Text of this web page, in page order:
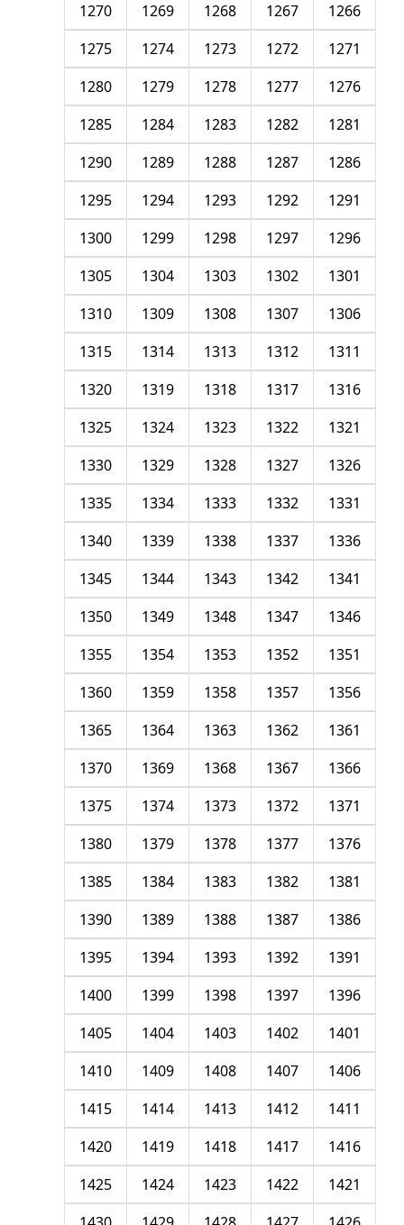
1266
1267
1268
1269
1270
1271
1272
1273
1274
1275
1276
1277
1278
1279
1280
1281
1282
1283
1284
1285
1286
1287
1288
1289
1290
1291
1292
1293
1294
1295
1296
1297
1298
1299
1300
1301
1302
1303
1304
1305
1306
1307
1308
1309
1310
1311
1312
1313
1314
1315
1316
1317
1318
1319
1320
1321
1322
1323
1324
1325
1326
1327
1328
1329
1330
1331
1332
1333
1334
1335
1336
1337
1338
1339
1340
1341
1342
1343
1344
1345
1346
1347
1348
1349
1350
1351
1352
1353
1354
1355
1356
1357
1358
1359
1360
1361
1362
1363
1364
1365
1366
1367
1368
1369
1370
1371
1372
1373
1374
1375
1376
1377
1378
1379
1380
1381
1382
1383
1384
1385
1386
1387
1388
1389
1390
1391
1392
1393
1394
1395
1396
1397
1398
1399
1400
1401
1402
1403
1404
1405
1406
1407
1408
1409
1410
1411
1412
1413
1414
1415
1416
1417
1418
1419
1420
1421
1422
1423
1424
1425